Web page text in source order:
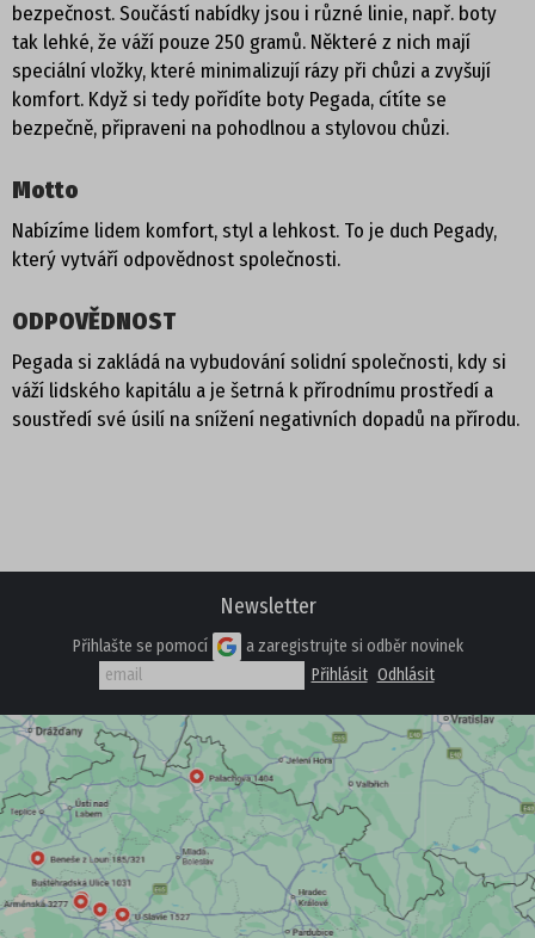
PROFI
DÁMSKÁ OBUV
DOMÁCÍ OBUV
TENISKY
ZIMNÍ
PROFI
DĚTSKÁ OBUV
PANTOFLE
SANDÁLE
TENISKY
bezpečnost. Součástí nabídky jsou i různé linie, např. boty
tak lehké, že váží pouze 250 gramů. Některé z nich mají
speciální vložky, které minimalizují rázy při chůzi a zvyšují
komfort. Když si tedy pořídíte boty Pegada, cítíte se
bezpečně, připraveni na pohodlnou a stylovou chůzi.
Motto
Nabízíme lidem komfort, styl a lehkost. To je duch Pegady,
který vytváří odpovědnost společnosti.
ODPOVĚDNOST
Pegada si zakládá na vybudování solidní společnosti, kdy si
váží lidského kapitálu a je šetrná k přírodnímu prostředí a
soustředí své úsilí na snížení negativních dopadů na přírodu.
Newsletter
Přihlašte se pomocí a zaregistrujte si odběr novinek